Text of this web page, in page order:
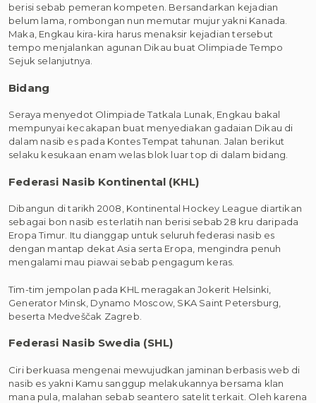
berisi sebab pemeran kompeten. Bersandarkan kejadian
belum lama, rombongan nun memutar mujur yakni Kanada.
Maka, Engkau kira-kira harus menaksir kejadian tersebut
tempo menjalankan agunan Dikau buat Olimpiade Tempo
Sejuk selanjutnya.
Bidang
Seraya menyedot Olimpiade Tatkala Lunak, Engkau bakal
mempunyai kecakapan buat menyediakan gadaian Dikau di
dalam nasib es pada Kontes Tempat tahunan. Jalan berikut
selaku kesukaan enam welas blok luar top di dalam bidang.
Federasi Nasib Kontinental (KHL)
Dibangun di tarikh 2008, Kontinental Hockey League diartikan
sebagai bon nasib es terlatih nan berisi sebab 28 kru daripada
Eropa Timur. Itu dianggap untuk seluruh federasi nasib es
dengan mantap dekat Asia serta Eropa, mengindra penuh
mengalami mau piawai sebab pengagum keras.
Tim-tim jempolan pada KHL meragakan Jokerit Helsinki,
Generator Minsk, Dynamo Moscow, SKA Saint Petersburg,
beserta Medveščak Zagreb.
Federasi Nasib Swedia (SHL)
Ciri berkuasa mengenai mewujudkan jaminan berbasis web di
nasib es yakni Kamu sanggup melakukannya bersama klan
mana pula, malahan sebab seantero satelit terkait. Oleh karena